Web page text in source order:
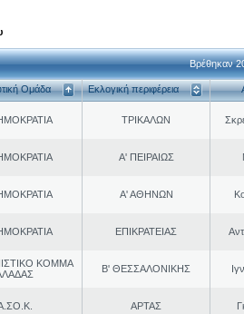
Βρέθηκαν
Ομάδα Εκλογική περιφέρεια
ΤΡΙΚΑΛΩΝ
Α' ΠΕΙΡΑΙΩΣ
Α' ΑΘΗΝΩΝ
ΕΠΙΚΡΑΤΕΙΑΣ
ΚΟΜΜΑ
Β' ΘΕΣΣΑΛΟΝΙΚΗΣ
ΑΡΤΑΣ